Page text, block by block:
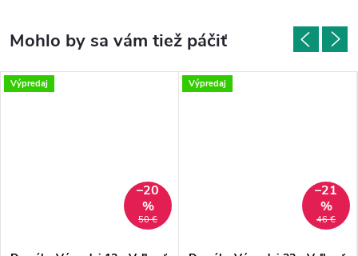
Výpredaj
50 €
–20
%
Výpredaj
46 €
–21
%